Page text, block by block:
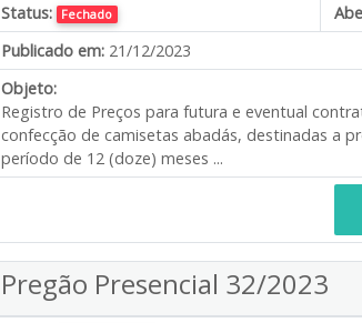
Status: Fechado
Publicado em: 21/12/2023
Objeto:
Registro de Preços para futura e eventual
confecção de camisetas abadás, destinadas a
período de 12 (doze) meses ...
Pregão Presencial 32/2023